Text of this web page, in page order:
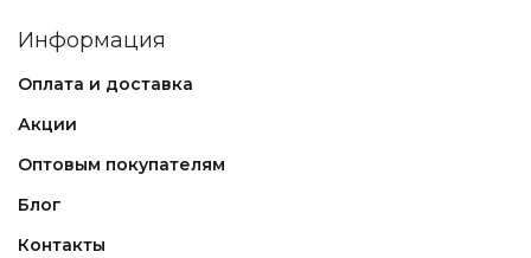
Информация
Оплата и доставка
Акции
Оптовым покупателям
Блог
Контакты